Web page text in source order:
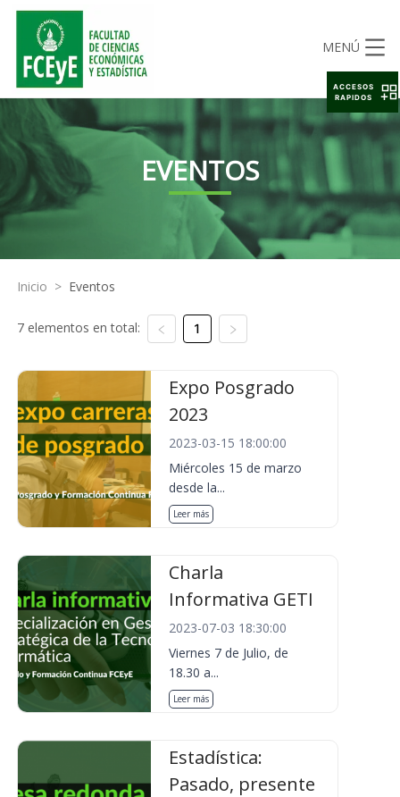
MENÚ
EVENTOS
Inicio > Eventos
7 elementos en total: 1
Expo Posgrado
2023
2023-03-15 18:00:00
Miércoles 15 de marzo
desde la...
Leer más
Charla
Informativa GETI
2023-07-03 18:30:00
Viernes 7 de Julio, de
18.30 a...
Leer más
Estadística:
Pasado, presente
ACCESOS
RAPIDOS